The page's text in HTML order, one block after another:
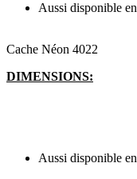
Aussi disponible en
Cache Néon 4022
DIMENSIONS:
Aussi disponible en